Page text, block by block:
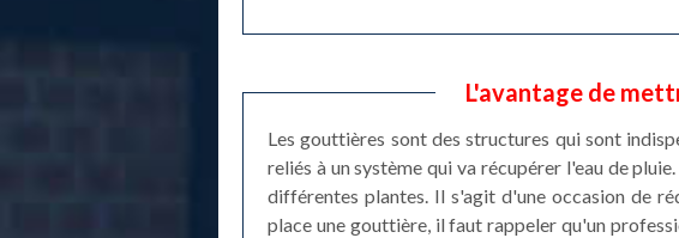
L'avantage de
Les gouttières sont des structures qui sont
reliés à un système qui va récupérer l'eau de
différentes plantes. Il s'agit d'une occasion de
place une gouttière, il faut rappeler qu'un